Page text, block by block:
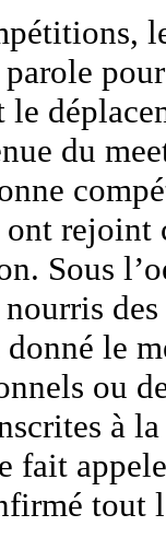
du
ont
Sous
le
ou
à
fait
tout